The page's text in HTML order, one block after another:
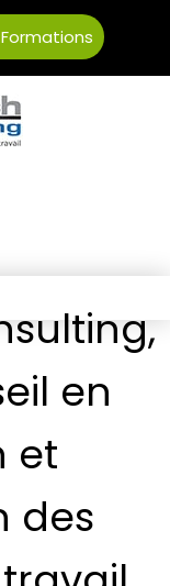
en
et
des